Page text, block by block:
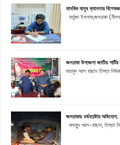
মানবিক মানুষ ক্যানসার
মর্তুজা ইসলাম,জলঢাকা
জলঢাকা উপজেলা জাতীয়
মাহমুদ আল হাছান তিস্তা
জলঢাকায় ধর্ষনচেষ্টার
মাহমুূদ আল-হাছান, তিস্তা